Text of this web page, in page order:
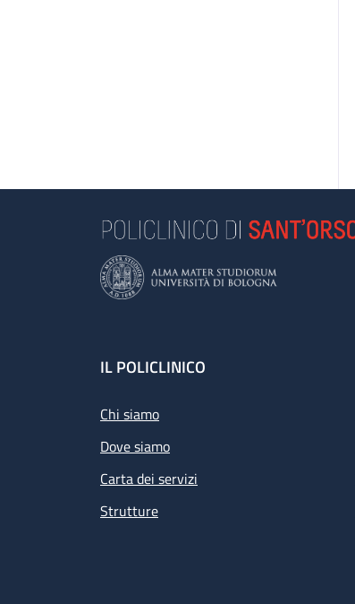
Footer
IL POLICLINICO
Chi siamo
Dove siamo
Carta dei servizi
Strutture